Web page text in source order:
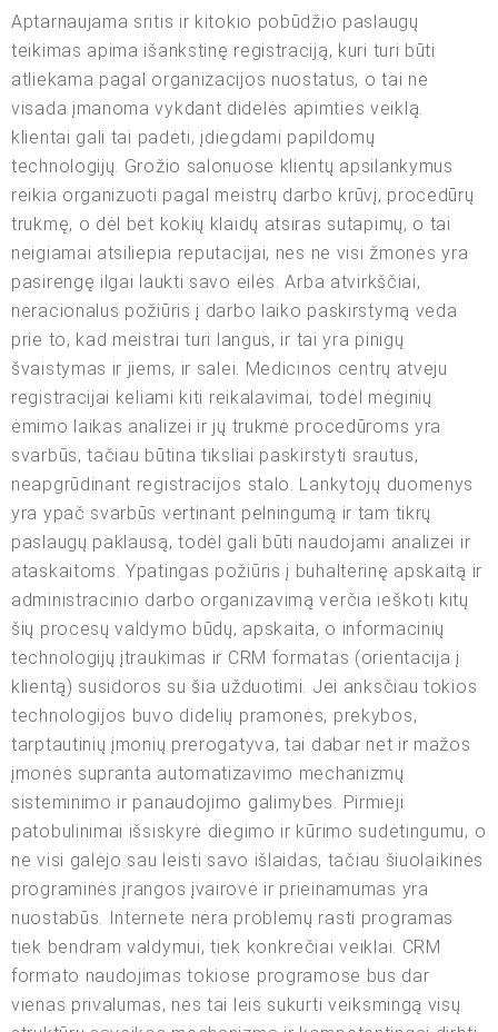
Aptarnaujama sritis ir kitokio pobūdžio paslaugų
teikimas apima išankstinę registraciją, kuri turi būti
atliekama pagal organizacijos nuostatus, o tai ne
visada įmanoma vykdant didelės apimties veiklą.
klientai gali tai padėti, įdiegdami papildomų
technologijų. Grožio salonuose klientų apsilankymus
reikia organizuoti pagal meistrų darbo krūvį, procedūrų
trukmę, o dėl bet kokių klaidų atsiras sutapimų, o tai
neigiamai atsiliepia reputacijai, nes ne visi žmonės yra
pasirengę ilgai laukti savo eilės. Arba atvirkščiai,
neracionalus požiūris į darbo laiko paskirstymą veda
prie to, kad meistrai turi langus, ir tai yra pinigų
švaistymas ir jiems, ir salei. Medicinos centrų atveju
registracijai keliami kiti reikalavimai, todėl mėginių
ėmimo laikas analizei ir jų trukmė procedūroms yra
svarbūs, tačiau būtina tiksliai paskirstyti srautus,
neapgrūdinant registracijos stalo. Lankytojų duomenys
yra ypač svarbūs vertinant pelningumą ir tam tikrų
paslaugų paklausą, todėl gali būti naudojami analizei ir
ataskaitoms. Ypatingas požiūris į buhalterinę apskaitą ir
administracinio darbo organizavimą verčia ieškoti kitų
šių procesų valdymo būdų, apskaita, o informacinių
technologijų įtraukimas ir CRM formatas (orientacija į
klientą) susidoros su šia užduotimi. Jei anksčiau tokios
technologijos buvo didelių pramonės, prekybos,
tarptautinių įmonių prerogatyva, tai dabar net ir mažos
įmonės supranta automatizavimo mechanizmų
sisteminimo ir panaudojimo galimybes. Pirmieji
patobulinimai išsiskyrė diegimo ir kūrimo sudėtingumu, o
ne visi galėjo sau leisti savo išlaidas, tačiau šiuolaikinės
programinės įrangos įvairovė ir prieinamumas yra
nuostabūs. Internete nėra problemų rasti programas
tiek bendram valdymui, tiek konkrečiai veiklai. CRM
formato naudojimas tokiose programose bus dar
vienas privalumas, nes tai leis sukurti veiksmingą visų